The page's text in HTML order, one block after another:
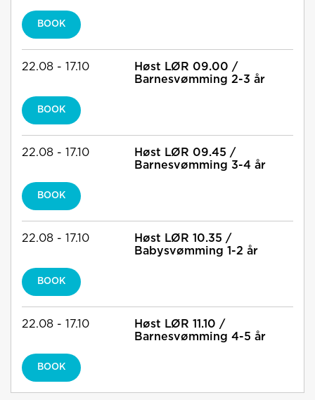
BOOK
22.08 - 17.10
Høst LØR 09.00 /
Barnesvømming 2-3 år
BOOK
22.08 - 17.10
Høst LØR 09.45 /
Barnesvømming 3-4 år
BOOK
22.08 - 17.10
Høst LØR 10.35 /
Babysvømming 1-2 år
BOOK
22.08 - 17.10
Høst LØR 11.10 /
Barnesvømming 4-5 år
BOOK